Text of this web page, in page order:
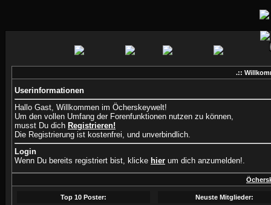
.::
Userinformationen
Hallo Gast, Willkommen im Öcherskeywelt!
Um den vollen Umfang der Forenfunktionen nutzen zu können,
musst Du dich Registrieren!
Die Registrierung ist kostenfrei, und unverbindlich.
Login
Wenn Du bereits registriert bist, klicke hier um dich anzumelden!.
Top 10 Poster:
Neuste Mitglieder: